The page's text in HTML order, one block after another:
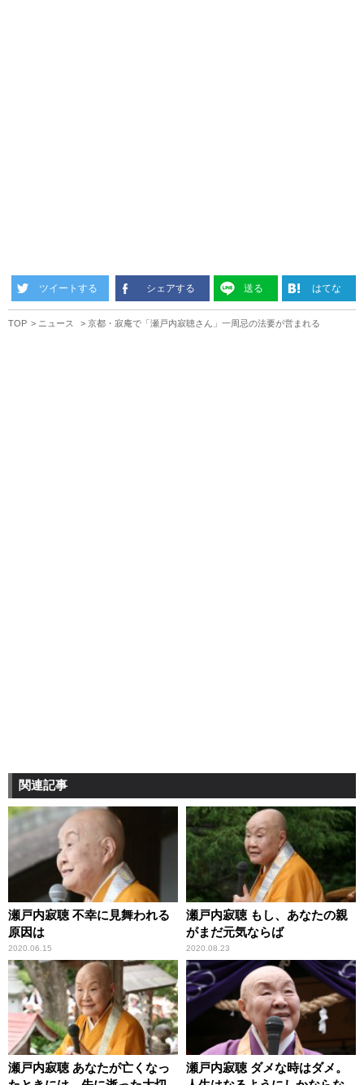
ツイートする シェアする 送る はてな
TOP ニュース 京都・寂庵で「瀬戸内寂聴さん」一周忌の法要が営まれる
関連記事
瀬戸内寂聴 不幸に見舞われる
原因は
2020.06.15
瀬戸内寂聴 もし、あなたの親
がまだ元気ならば
2020.08.23
瀬戸内寂聴 あなたが亡くなっ
瀬戸内寂聴 ダメな時はダメ。